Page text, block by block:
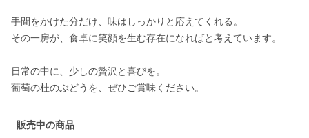
手間をかけた分だけ、味はしっかりと応えてくれる。
その一房が、食卓に笑顔を生む存在になればと考えています。
日常の中に、少しの贅沢と喜びを。
葡萄の杜のぶどうを、ぜひご賞味ください。
販売中の商品